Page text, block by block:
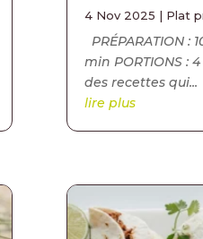
4 Nov 2025 | Plat
PRÉPARATION :
min PORTIONS :
des recettes qui...
lire plus